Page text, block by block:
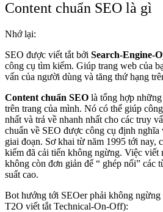
Content chuẩn SEO là gì
Nhớ lại:
SEO được viết tắt bởi Search-Engine-
công cụ tìm kiếm. Giúp trang web của
vấn của người dùng và tăng thứ hạng
Content chuẩn SEO là tổng hợp
trên trang của mình. Nó có thể giúp
nhất và trả về nhanh nhất cho các truy
chuẩn về SEO được công cụ định
giai đoạn. Sơ khai từ năm 1995 tới nay,
kiếm đã cải tiến không ngừng. Việc viết
không còn đơn giản để “ ghép nối” các
suất cao.
Bot hướng tới SEOer phải không ngừng
T2O viết tắt Technical-On-Off):